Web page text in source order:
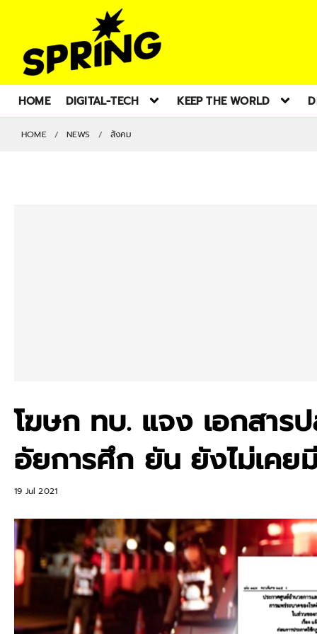
HOME DIGITAL-TECH KEEP THE WORLD
HOME NEWS สังคม
โฆษก ทบ. แจง เอกสาร
อัยการศึก ยัน ยังไม่เคย
19 Jul 2021